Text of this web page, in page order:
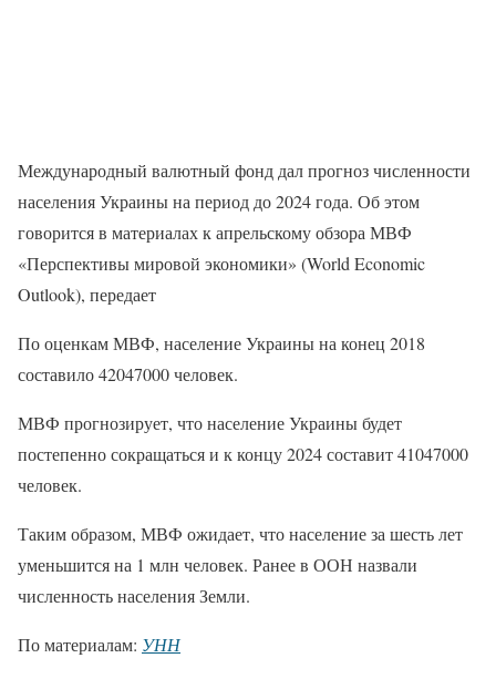
Международный валютный фонд дал прогноз численности
населения Украины на период до 2024 года. Об этом
говорится в материалах к апрельскому обзора МВФ
«Перспективы мировой экономики» (World Economic
Outlook), передает
По оценкам МВФ, население Украины на конец 2018
составило 42047000 человек.
МВФ прогнозирует, что население Украины будет
постепенно сокращаться и к концу 2024 составит 41047000
человек.
Таким образом, МВФ ожидает, что население за шесть лет
уменьшится на 1 млн человек. Ранее в ООН назвали
численность населения Земли.
По материалам: УНН